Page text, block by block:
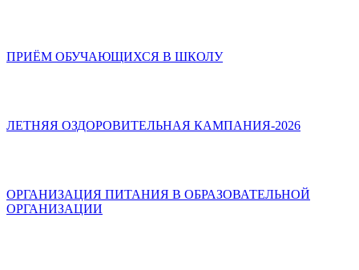
ПРИЁМ ОБУЧАЮЩИХСЯ В ШКОЛУ
ЛЕТНЯЯ ОЗДОРОВИТЕЛЬНАЯ КАМПАНИЯ-2026
ОРГАНИЗАЦИЯ ПИТАНИЯ В ОБРАЗОВАТЕЛЬНОЙ
ОРГАНИЗАЦИИ